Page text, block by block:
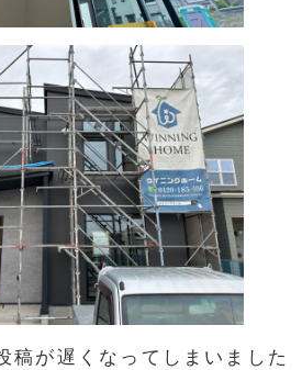
稿が遅くなってしまいました